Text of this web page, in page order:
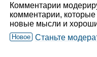
Комментарии
комментарии,
новые мысли и
Новое Станьте